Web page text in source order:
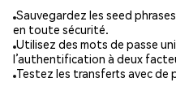
Sauvegardez les seed
en toute sécurité.
Utilisez des mots de passe
l’authentification à deux
Testez les transferts avec de